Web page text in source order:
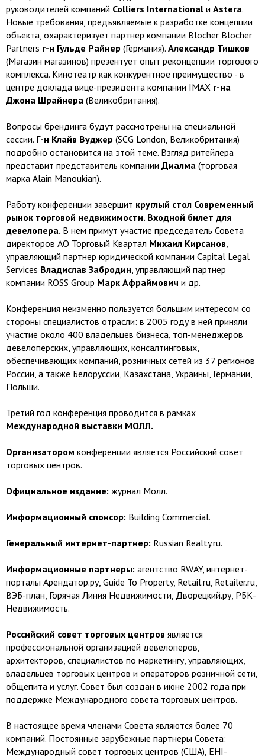
руководителей компаний Colliers International и Astera.
Новые требования, предъявляемые к разработке концепции
объекта, охарактеризует партнер компании Blocher Blocher
Partners г-н Гульде Райнер (Германия). Александр Тишков
(Магазин магазинов) презентует опыт реконцепции торгового
комплекса. Кинотеатр как конкурентное преимущество - в
центре доклада вице-президента компании IMAX г-на
Джона Шрайнера (Великобритания).
Вопросы брендинга будут рассмотрены на специальной
сессии. Г-н Клайв Вуджер (SCG London, Великобритания)
подробно остановится на этой теме. Взгляд ритейлера
представит представитель компании Диалма (торговая
марка Alain Manoukian).
Работу конференции завершит круглый стол Современный
рынок торговой недвижимости. Входной билет для
девелопера. В нем примут участие председатель Совета
директоров АО Торговый Квартал Михаил Кирсанов,
управляющий партнер юридической компании Capital Legal
Services Владислав Забродин, управляющий партнер
компании ROSS Group Марк Афраймович и др.
Конференция неизменно пользуется большим интересом со
стороны специалистов отрасли: в 2005 году в ней приняли
участие около 400 владельцев бизнеса, топ-менеджеров
девелоперских, управляющих, консалтинговых,
обеспечивающих компаний, розничных сетей из 37 регионов
России, а также Белоруссии, Казахстана, Украины, Германии,
Польши.
Третий год конференция проводится в рамках
Международной выставки МОЛЛ.
Организатором конференции является Российский совет
торговых центров.
Официальное издание: журнал Молл.
Информационный спонсор: Building Commercial.
Генеральный интернет-партнер: Russian Realty.ru.
Информационные партнеры: агентство RWAY, интернет-
порталы Арендатор.ру, Guide To Property, Retail.ru, Retailer.ru,
ВЭБ-план, Горячая Линия Недвижимости, Дворецкий.ру, РБК-
Недвижимость.
Российский совет торговых центров является
профессиональной организацией девелоперов,
архитекторов, специалистов по маркетингу, управляющих,
владельцев торговых центров и операторов розничной сети,
общепита и услуг. Совет был создан в июне 2002 года при
поддержке Международного совета торговых центров.
В настоящее время членами Совета являются более 70
компаний. Постоянные зарубежные партнеры Совета:
Международный совет торговых центров (США), EHI-